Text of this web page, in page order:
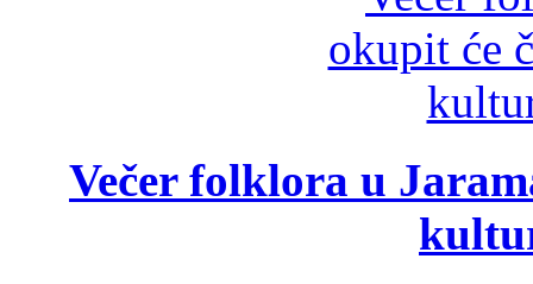
Večer folklora u